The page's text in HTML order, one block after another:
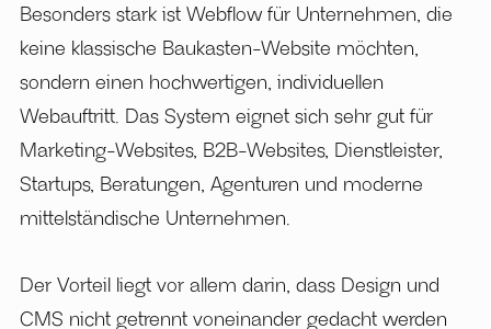
Besonders stark ist Webflow für Unternehmen, die
keine klassische Baukasten-Website möchten,
sondern einen hochwertigen, individuellen
Webauftritt. Das System eignet sich sehr gut für
Marketing-Websites, B2B-Websites, Dienstleister,
Startups, Beratungen, Agenturen und moderne
mittelständische Unternehmen.
Der Vorteil liegt vor allem darin, dass Design und
CMS nicht getrennt voneinander gedacht werden